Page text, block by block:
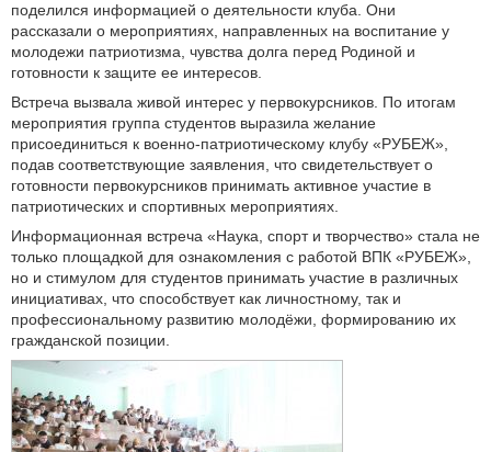
поделился информацией о деятельности клуба. Они
рассказали о мероприятиях, направленных на воспитание у
молодежи патриотизма, чувства долга перед Родиной и
готовности к защите ее интересов.
Встреча вызвала живой интерес у первокурсников. По итогам
мероприятия группа студентов выразила желание
присоединиться к военно-патриотическому клубу «РУБЕЖ»,
подав соответствующие заявления, что свидетельствует о
готовности первокурсников принимать активное участие в
патриотических и спортивных мероприятиях.
Информационная встреча «Наука, спорт и творчество» стала не
только площадкой для ознакомления с работой ВПК «РУБЕЖ»,
но и стимулом для студентов принимать участие в различных
инициативах, что способствует как личностному, так и
профессиональному развитию молодёжи, формированию их
гражданской позиции.